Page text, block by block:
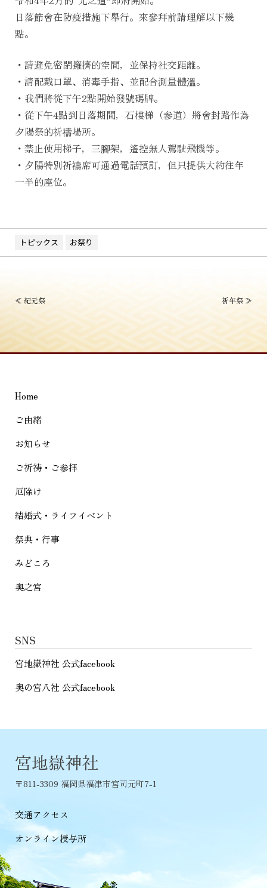
日落節會在防疫措施下舉行。來參拜前請理解以下幾
點。
・請避免密閉擁擠的空間，並保持社交距離。
・請配戴口罩、消毒手指、並配合測量體溫。
・我們將從下午2點開始發號碼牌。
・從下午4點到日落期間，石樓梯（参道）將會封路作為
夕陽祭的祈禱場所。
・禁止使用梯子，三腳架，遙控無人駕駛飛機等。
・夕陽特別祈禱席可通過電話預訂，但只提供大約往年
一半的座位。
トピックス お祭り
投
稿
ナ
ビ
ー
シ
ョ
ン
≪ 紀元祭 祈年祭 ≫
Home
ご由緒
お知らせ
ご祈祷・ご参拝
厄除け
結婚式・ライフイベント
祭典・行事
みどころ
奥之宮
SNS
宮地嶽神社 公式facebook
奥の宮八社 公式facebook
宮地嶽神社
〒811-3309 福岡県福津市宮司元町7-1
交通アクセス
オンライン授与所